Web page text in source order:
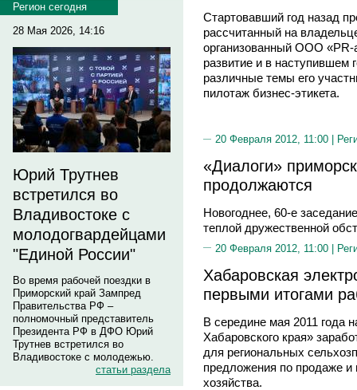
Регион сегодня
28 Мая 2026, 14:16
Юрий Трутнев
встретился во
Владивостоке с
молодогвардейцами
"Единой России"
Во время рабочей поездки в
Приморский край Зампред
Правительства РФ –
полномочный представитель
Президента РФ в ДФО Юрий
Трутнев встретился во
Владивостоке с молодежью.
статьи раздела
Стартовавший год назад
рассчитанный на
организованный ООО «PR-
развитие и в наступившем
различные темы его
пилотаж бизнес-этикета.
20 Февраля 2012, 11:00 |
«Диалоги»
продолжаются
Новогоднее, 60-е
теплой дружественной
20 Февраля 2012, 11:00 |
Хабаровская
первыми итогами
В середине мая 2011 года
Хабаровского края»
для региональных
предложения по продаже и
хозяйства.